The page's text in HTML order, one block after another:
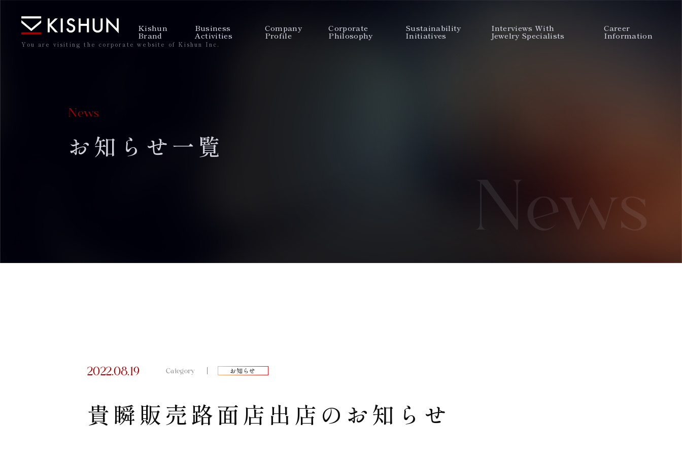
You are visiting the corporate website of Kishun Inc.
Kishun
Brand
Business
Activities
Company
Profile
Corporate
Philosophy
Sustainability
Initiatives
Interviews With
Jewelry Specialists
Career
Information
News
お知らせ一覧
News
2022.08.19 Category お知らせ
貴瞬販売路面店出店のお知らせ